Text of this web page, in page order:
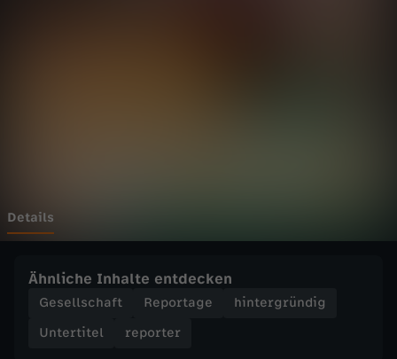
z
e
Details
Ähnliche Inhalte entdecken
Gesellschaft Reportage
hintergründig
Untertitel
reporter